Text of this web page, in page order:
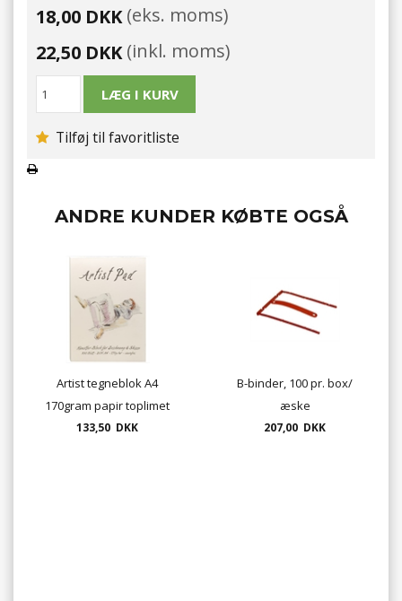
18,00 DKK(eks. moms)
22,50 DKK(inkl. moms)
Tilføj til favoritliste
ANDRE KUNDER KØBTE OGSÅ
Artist tegneblok A4
170gram papir toplimet
UDSOLGT
133,50 DKK
B-binder, 100 pr. box/
æske
207,00 DKK